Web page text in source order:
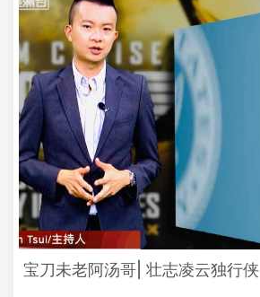
宝刀未老阿汤哥| 壮志凌云独行侠